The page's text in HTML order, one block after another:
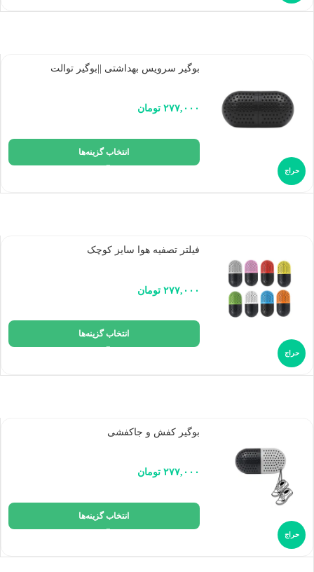
حراج
بوگیر سرویس بهداشتی ||‌بوگیر توالت
۲۷۷,۰۰۰ تومان
انتخاب گزینه‌ها
حراج
فیلتر تصفیه هوا سایز کوچک
۲۷۷,۰۰۰ تومان
انتخاب گزینه‌ها
حراج
بوگیر کفش و جاکفشی
۲۷۷,۰۰۰ تومان
انتخاب گزینه‌ها